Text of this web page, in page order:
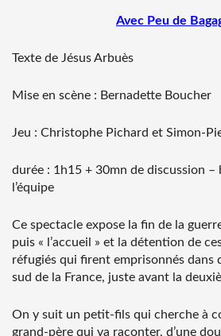
Avec Peu de
Texte de Jésus Arbuès
Mise en scène : Bernadette Boucher
Jeu : Christophe Pichard et Simon-
durée : 1h15 + 30mn de discussion –
l’équipe
Ce spectacle expose la fin de la
puis « l’accueil » et la détention de
réfugiés qui firent emprisonnés dans
sud de la France, juste avant la
On y suit un petit-fils qui cherche à
grand-père qui va raconter, d’une